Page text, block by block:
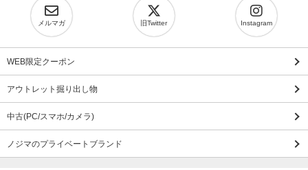
メルマガ 旧Twitter Instagram
WEB限定クーポン
アウトレット掘り出し物
中古(PC/スマホ/カメラ)
ノジマのプライベートブランド